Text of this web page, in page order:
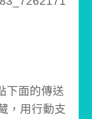
下面的傳送
，用行動支